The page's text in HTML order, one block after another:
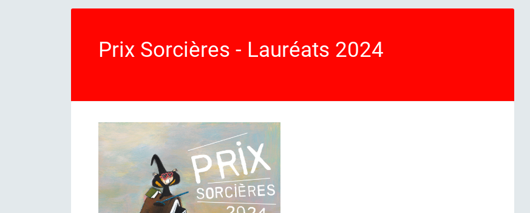
Prix Sorcières - Lauréats 2024